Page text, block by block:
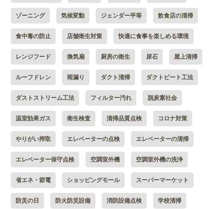
ゾーニング 気候変動 ジェンダー平等 飲食店の清掃
食中毒の防止 店舗衛生対策 快適に食事を楽しめる環境
レンジフード 換気扇 厨房の衛生 尿石 屋上清掃
ルーフドレン 雨漏り ダクト清掃 ダクトビート工法
ダストストリーム工法 フィルター汚れ 脱炭素社会
温室効果ガス 衛生検査 清掃品質点検 コロナ対策
やりがい搾取 エレベーターの点検 エレベーターの清掃
エレベーター保守点検 空調室外機 空調室外機の洗浄
省エネ・節電 ショッピングモール スーパーマーケット
防災の日 防火防災設備 消防設備点検 学校清掃